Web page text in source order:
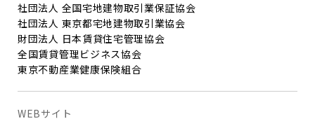
社団法人 全国宅地建物取引業保証協会
社団法人 東京都宅地建物取引業協会
財団法人 日本賃貸住宅管理協会
全国賃貸管理ビジネス協会
東京不動産業健康保険組合
WEBサイト